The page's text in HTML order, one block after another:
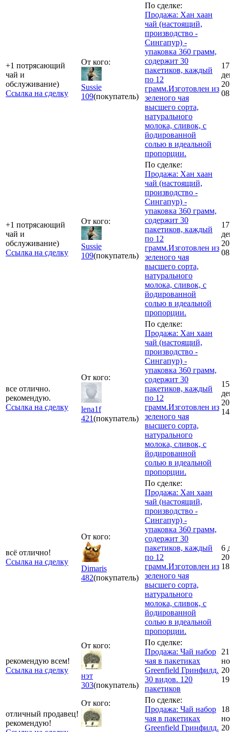
+1 потрясающий
чай и
обслуживание)
Ссылка на сделку
От кого:
Sussie
109(покупатель)
По сделке:
Продажа: Хан хаан
чай (настоящий,
производство -
Сингапур) -
упаковка 360 грамм,
содержит 30
пакетиков, каждый
по 12
грамм.Изготовлен из
зеленого чая
высшего сорта,
натурального
молока, сливок, с
йодированной
солью в идеальной
пропорции.
17
+1 потрясающий
чай и
обслуживание)
Ссылка на сделку
От кого:
Sussie
109(покупатель)
По сделке:
Продажа: Хан хаан
чай (настоящий,
производство -
Сингапур) -
упаковка 360 грамм,
содержит 30
пакетиков, каждый
по 12
грамм.Изготовлен из
зеленого чая
высшего сорта,
натурального
молока, сливок, с
йодированной
солью в идеальной
пропорции.
17
все отлично.
рекомендую.
Ссылка на сделку
От кого:
lena1f
421(покупатель)
По сделке:
Продажа: Хан хаан
чай (настоящий,
производство -
Сингапур) -
упаковка 360 грамм,
содержит 30
пакетиков, каждый
по 12
грамм.Изготовлен из
зеленого чая
высшего сорта,
натурального
молока, сливок, с
йодированной
солью в идеальной
пропорции.
15
всё отлично!
Ссылка на сделку
От кого:
Dimaris
482(покупатель)
По сделке:
Продажа: Хан хаан
чай (настоящий,
производство -
Сингапур) -
упаковка 360 грамм,
содержит 30
пакетиков, каждый
по 12
грамм.Изготовлен из
зеленого чая
высшего сорта,
натурального
молока, сливок, с
йодированной
солью в идеальной
пропорции.
6
рекомендую всем!
Ссылка на сделку
От кого:
нэт
303(покупатель)
По сделке:
Продажа: Чай набор
чая в пакетиках
Greenfield Гринфилд.
30 видов. 120
пакетиков
21
отличный продавец!
рекомендую!
От кого:
По сделке:
Продажа: Чай набор
чая в пакетиках
Greenfield Гринфилд.
18